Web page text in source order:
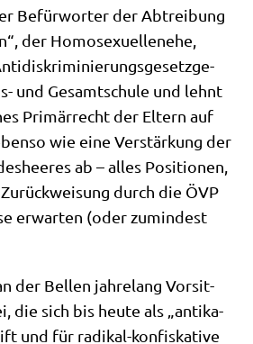
Befür­wor­ter der Abtrei­bung
der Homo­se­xu­el­len­ehe,
und Gesamt­schu­le und lehnt
Pri­mär­recht der Eltern auf
wie eine Ver­stär­kung der
ab – alles Posi­tio­nen,
durch die ÖVP
erwar­ten (oder zumin­dest
der Bel­len jah­re­lang Vor­sit­
die sich bis heu­te als „anti­ka­
und für radi­kal-kon­fis­ka­ti­ve